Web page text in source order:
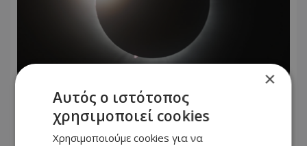
Η Ευρώπη θα βυθιστεί στο σκοτάδι
στις 12 Αυγούστου – Έρχεται σπάνιο
ουράνιο θέαμα
×
Αυτός ο ιστότοπος
χρησιμοποιεί cookies
Χρησιμοποιούμε cookies για να